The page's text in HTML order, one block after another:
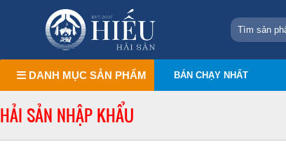
DANH MỤC SẢN PHẨM BÁN CHẠY NHẤT
HẢI SẢN NHẬP KHẨU